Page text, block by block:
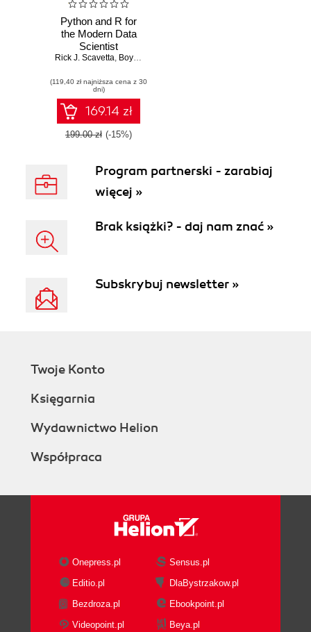
Python and R for
the Modern Data
Scientist
Rick J. Scavetta, Boyan Angelov
(119,40 zł najniższa cena z 30
dni)
169.14 zł
199.00 zł (-15%)
Program partnerski - zarabiaj
więcej »
Brak książki? - daj nam znać »
Subskrybuj newsletter »
Twoje Konto
Księgarnia
Wydawnictwo Helion
Współpraca
Onepress.pl
Sensus.pl
Editio.pl
DlaBystrzakow.pl
Bezdroza.pl
Ebookpoint.pl
Videopoint.pl
Beya.pl